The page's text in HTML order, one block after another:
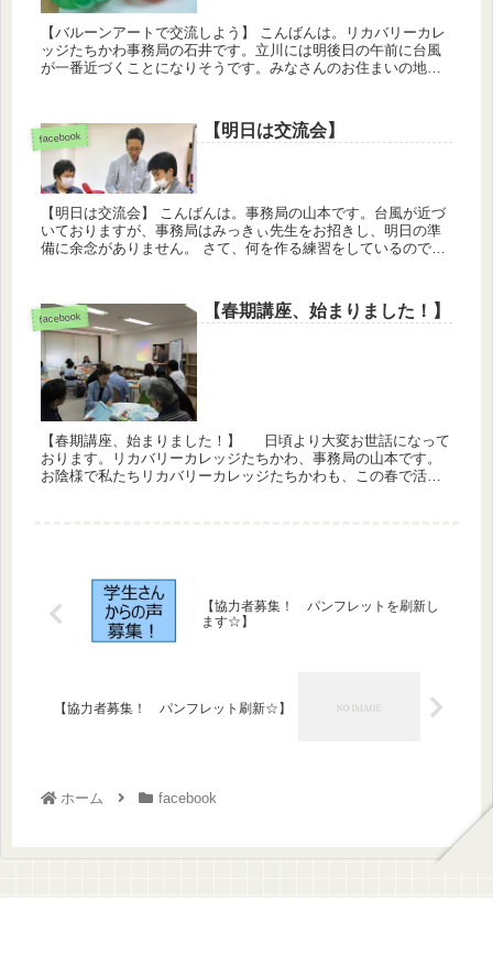
【バルーンアートで交流しよう】 こんばんは。リカバリーカレ
ッジたちかわ事務局の石井です。立川には明後日の午前に台風
が一番近づくことになりそうです。みなさんのお住まいの地域
facebook 【明日は交流会】
【明日は交流会】 こんばんは。事務局の山本です。台風が近づ
いておりますが、事務局はみっきぃ先生をお招きし、明日の準
備に余念がありません。 さて、何を作る練習をしているのでし
facebook 【春期講座、始まりました！】
【春期講座、始まりました！】 日頃より大変お世話になって
おります。リカバリーカレッジたちかわ、事務局の山本です。
お陰様で私たちリカバリーカレッジたちかわも、この春で活動3
【協力者募集！ パンフレットを刷新し
ます☆】
【協力者募集！ パンフレット刷新☆】
ホーム facebook